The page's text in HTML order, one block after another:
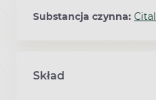
Substancja czynna:
Skład